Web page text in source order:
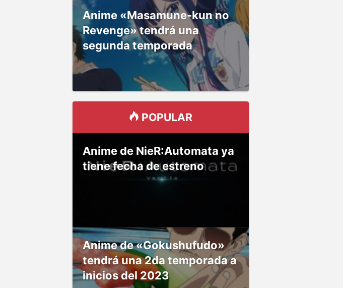
Anime «Masamune-kun no
Revenge» tendrá una
segunda temporada
POPULAR
Anime de NieR:Automata ya
tiene fecha de estreno
Anime de «Gokushufudo»
tendrá una 2da temporada a
inicios del 2023